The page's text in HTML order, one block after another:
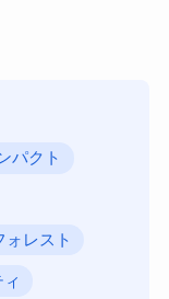
パクト
ォレスト